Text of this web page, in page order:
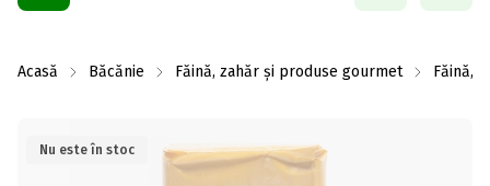
Acasă Băcănie Făină, zahăr și produse gourmet Făină,
Nu este în stoc